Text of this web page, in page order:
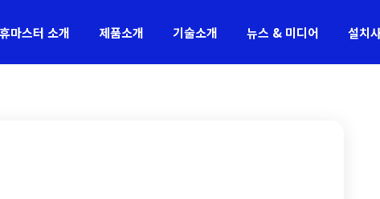
휴마스터 소개 제품소개 기술소개 뉴스 & 미디어 설치